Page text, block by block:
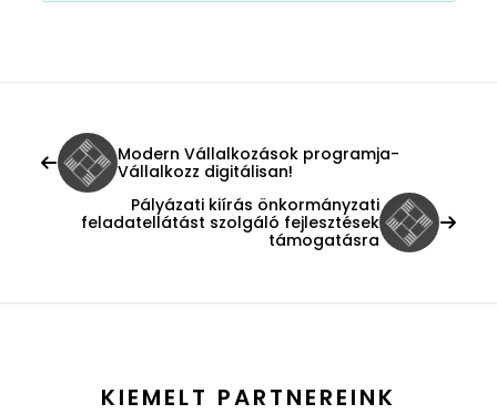
Modern Vállalkozások programja-
Vállalkozz digitálisan!
Pályázati kiírás önkormányzati
feladatellátást szolgáló fejlesztések
támogatásra
KIEMELT PARTNEREINK